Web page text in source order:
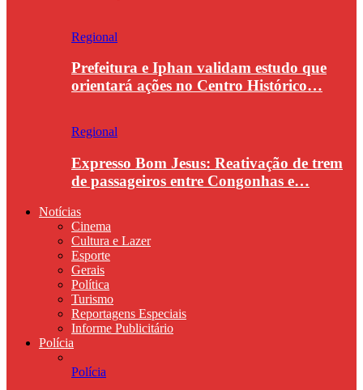
Regional
Prefeitura e Iphan validam estudo que
orientará ações no Centro Histórico…
Regional
Expresso Bom Jesus: Reativação de trem
de passageiros entre Congonhas e…
Notícias
Cinema
Cultura e Lazer
Esporte
Gerais
Política
Turismo
Reportagens Especiais
Informe Publicitário
Polícia
Polícia